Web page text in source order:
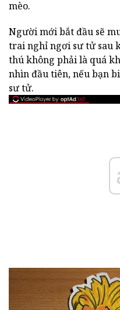
mèo.
Người mới bắt đầu sẽ
trai nghỉ ngơi sư tử sau
thú không phải là quá
nhìn đầu tiên, nếu bạn
sư tử.